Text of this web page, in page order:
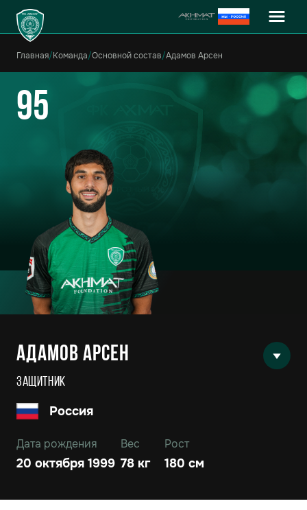
Главная/Команда/Основной состав/Адамов Арсен
95
Адамов Арсен
Защитник
Россия
Дата рождения
20 октября 1999
Вес
78 кг
Рост
180 см